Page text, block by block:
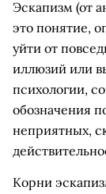
Эскапизм (от
это понятие,
уйти от
иллюзий или
психологии,
обозначения
неприятных,
Корни